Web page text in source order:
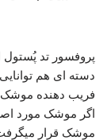
دسته ای هم
فریب دهنده موشک
اگر موشک مورد
موشک قرار